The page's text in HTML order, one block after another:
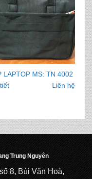
LAPTOP MS: TN 4002
Liên hệ
Trung Nguyên
8, Bùi Văn Hoà,